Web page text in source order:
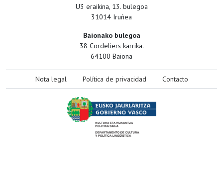
U3 eraikina, 13. bulegoa
31014 Iruñea
Baionako bulegoa
38 Cordeliers karrika.
64100 Baiona
Nota legal Política de privacidad Contacto